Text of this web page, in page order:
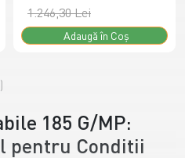
1.246,30 Lei
Adaugă în Coş
185 G/MP:
pentru Conditii